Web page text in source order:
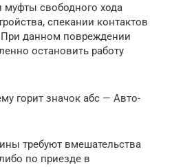
муфты свободного хода
спекании контактов
При данном повреждении
остановить работу
горит значок абс — Авто-
требуют вмешательства
по приезде в